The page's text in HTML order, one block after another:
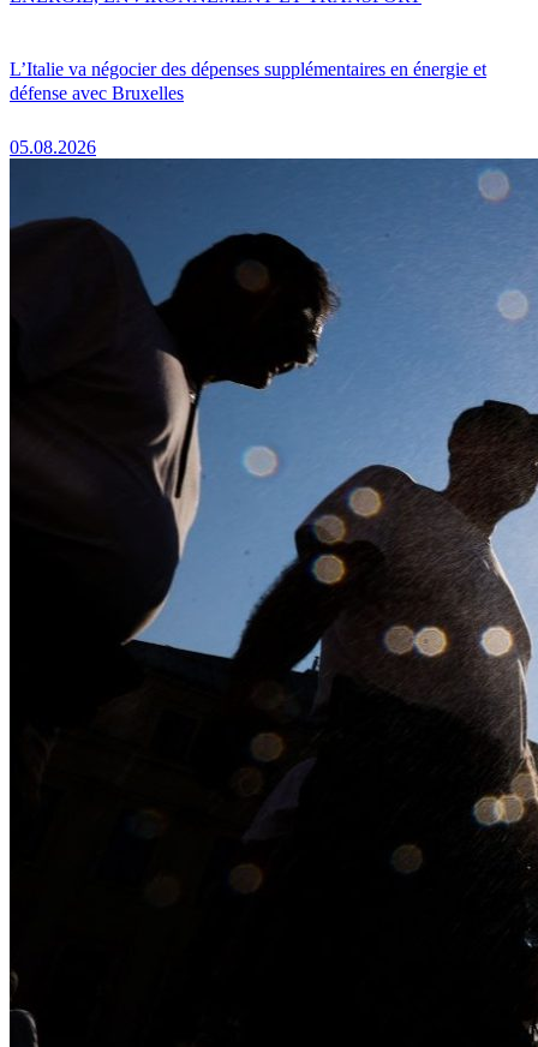
L’Italie va négocier des dépenses supplémentaires en énergie et
défense avec Bruxelles
05.08.2026